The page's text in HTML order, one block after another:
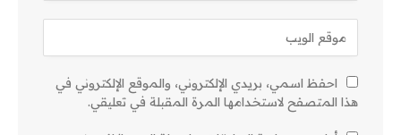
احفظ اسمي، بريدي الإلكتروني، والموقع الإلكتروني في
هذا المتصفح لاستخدامها المرة المقبلة في تعليقي.